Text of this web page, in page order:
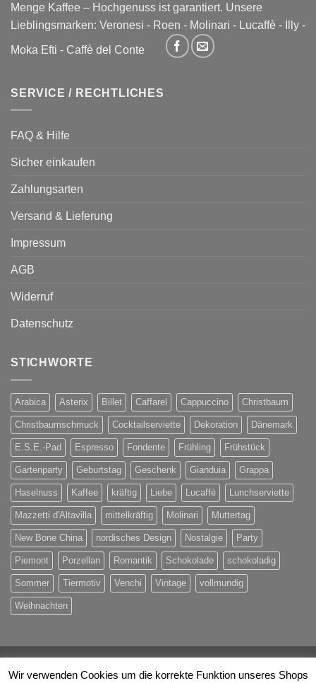
Menge Kaffee – Hochgenuss ist garantiert. Unsere
Lieblingsmarken: Veronesi - Roen - Molinari - Lucaffè - Illy -
Moka Efti - Caffè del Conte
SERVICE / RECHTLICHES
FAQ & Hilfe
Sicher einkaufen
Zahlungsarten
Versand & Lieferung
Impressum
AGB
Widerruf
Datenschutz
STICHWORTE
Arabica Asterix Billet Caffarel Cappuccino Christbaum
Christbaumschmuck Cocktailserviette Dekoration Dänemark
E.S.E.-Pad Espresso Fondente Frühling Frühstück
Gartenparty Geburtstag Geschenk Gianduia Grappa
Haselnuss Kaffee kräftig Liebe Lucaffè Lunchserviette
Mazzetti d'Altavilla mittelkräftig Molinari Muttertag
New Bone China nordisches Design Nostalgie Party
Piemont Porzellan Romantik Schokolade schokoladig
Sommer Tiermotiv Venchi Vintage vollmundig
Weihnachten
Visa MasterCard
Eps Rechung
Wir verwenden Cookies um die korrekte Funktion unseres Shops